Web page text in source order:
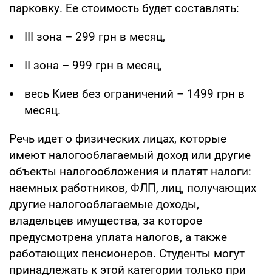
парковку. Ее стоимость будет составлять:
ІІІ зона – 299 грн в месяц,
ІІ зона – 999 грн в месяц,
весь Киев без ограничений – 1499 грн в
месяц.
Речь идет о физических лицах, которые
имеют налогооблагаемый доход или другие
объекты налогообложения и платят налоги:
наемных работников, ФЛП, лиц, получающих
другие налогооблагаемые доходы,
владельцев имущества, за которое
предусмотрена уплата налогов, а также
работающих пенсионеров. Студенты могут
принадлежать к этой категории только при